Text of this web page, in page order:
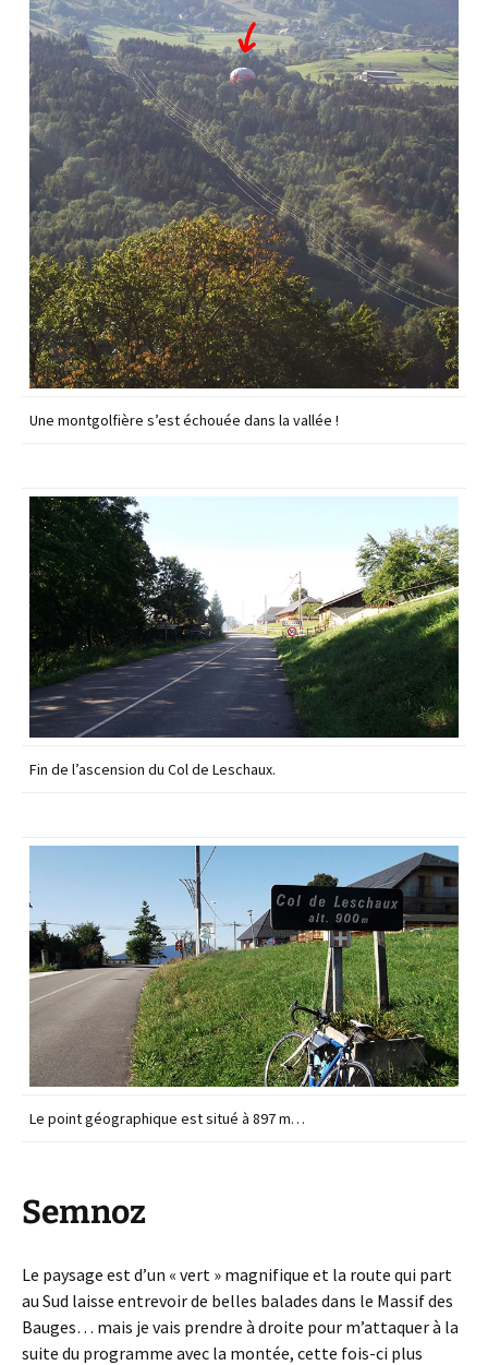
Une montgolfière s’est échouée dans la vallée !
Fin de l’ascension du Col de Leschaux.
Le point géographique est situé à 897 m…
Semnoz
Le paysage est d’un « vert » magnifique et la route qui part
au Sud laisse entrevoir de belles balades dans le Massif des
Bauges… mais je vais prendre à droite pour m’attaquer à la
suite du programme avec la montée, cette fois-ci plus